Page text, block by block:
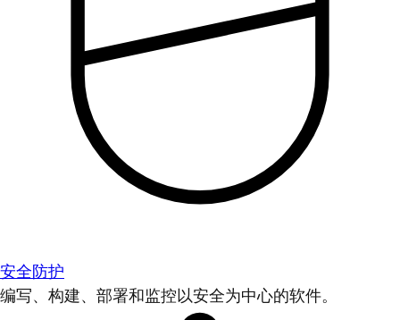
安全防护
编写、构建、部署和监控以安全为中心的软件。